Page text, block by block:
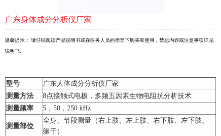
广东身体成分分析仪厂家
温馨提示： 请仔细阅读产品说明书或在医务人员的指导下购买和使用，禁忌内容或注意事项详见
说明书。
型号
广东人体成分分析仪厂家
测量方法
8点接触式电极，多频五因素生物电阻抗分析技术
测量频率
5，50，250 kHz
测量部位
全身、节段测量（右上肢、左上肢、右下肢、左下肢、
躯干）